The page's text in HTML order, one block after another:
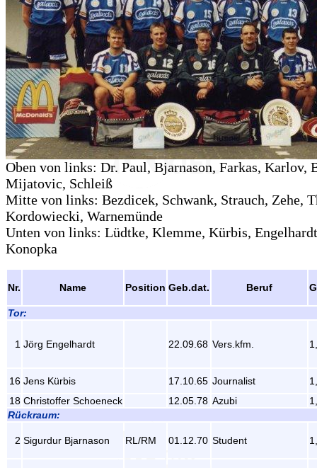
Oben von links: Dr. Paul, Bjarnason, Farkas, Karlov,
Mijatovic, Schleiß
Mitte von links: Bezdicek, Schwank, Strauch, Zehe,
Kordowiecki, Warnemünde
Unten von links: Lüdtke, Klemme, Kürbis,
Konopka
Nr. Name Position Geb.dat. Beruf
Tor:
1 Jörg Engelhardt 22.09.68 Vers.kfm.
16 Jens Kürbis 17.10.65 Journalist
18 Christoffer Schoeneck 12.05.78 Azubi
Rückraum:
2 Sigurdur Bjarnason RL/RM 01.12.70 Student